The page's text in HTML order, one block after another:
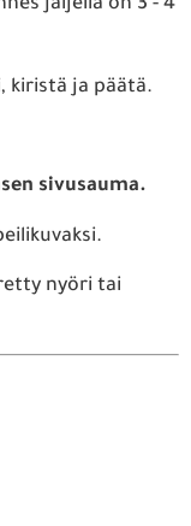
jäljellä on 3 - 4
kiristä ja päätä.
sivusauma.
nyöri tai